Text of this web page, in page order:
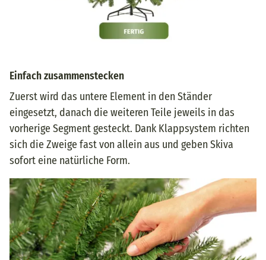
Einfach zusammenstecken
Zuerst wird das untere Element in den Ständer
eingesetzt, danach die weiteren Teile jeweils in das
vorherige Segment gesteckt. Dank Klappsystem richten
sich die Zweige fast von allein aus und geben Skiva
sofort eine natürliche Form.